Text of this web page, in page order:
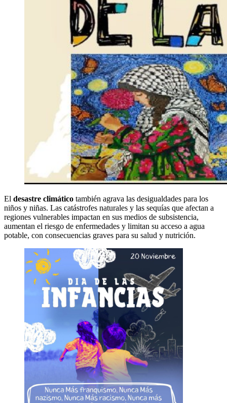
El desastre climático también agrava las desigualdades para los
niños y niñas. Las catástrofes naturales y las sequías que afectan a
regiones vulnerables impactan en sus medios de subsistencia,
aumentan el riesgo de enfermedades y limitan su acceso a agua
potable, con consecuencias graves para su salud y nutrición.